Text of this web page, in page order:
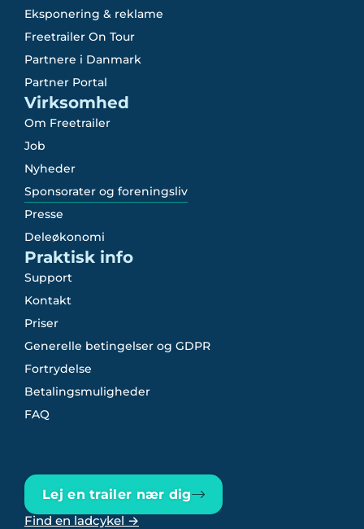
Eksponering & reklame
Freetrailer On Tour
Partnere i Danmark
Partner Portal
Virksomhed
Om Freetrailer
Job
Nyheder
Sponsorater og foreningsliv
Presse
Deleøkonomi
Praktisk info
Support
Kontakt
Priser
Generelle betingelser og GDPR
Fortrydelse
Betalingsmuligheder
FAQ
Lej en trailer nær dig
Find en ladcykel →